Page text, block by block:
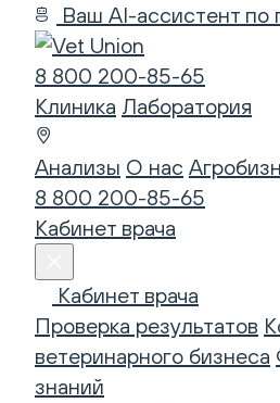
Ваш AI-ассистент по
8 800 200-85-65
Клиника Лаборатория
Анализы О нас
8 800 200-85-65
Кабинет врача
Кабинет врача
Проверка результатов
ветеринарного бизнеса
знаний